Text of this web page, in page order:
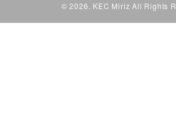
© 2026. KEC Miriz All Rights